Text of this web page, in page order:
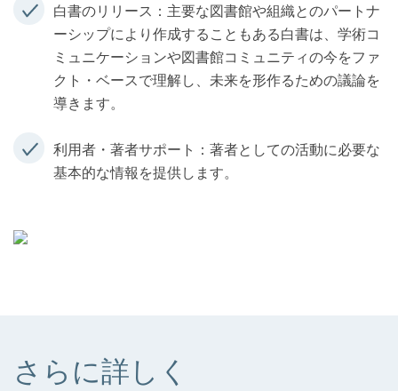
白書のリリース：主要な図書館や組織とのパートナ
ーシップにより作成することもある白書は、学術コ
ミュニケーションや図書館コミュニティの今をファ
クト・ベースで理解し、未来を形作るための議論を
導きます。
利用者・著者サポート：著者としての活動に必要な
基本的な情報を提供します。
さらに詳しく